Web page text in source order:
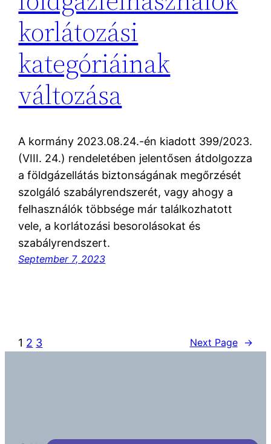
korlátozási
kategóriáinak
változása
A kormány 2023.08.24.-én kiadott 399/2023.
(VIII. 24.) rendeletében jelentősen átdolgozza
a földgázellátás biztonságának megőrzését
szolgáló szabályrendszerét, vagy ahogy a
felhasználók többsége már találkozhatott
vele, a korlátozási besorolásokat és
szabályrendszert.
September 7, 2023
1 2 3 Next Page →